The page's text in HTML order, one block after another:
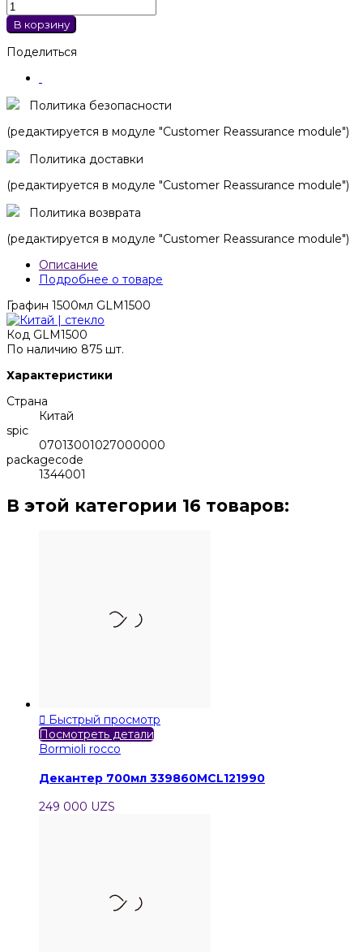
В корзину
Поделиться
Политика безопасности
(редактируется в модуле "Customer Reassurance module")
Политика доставки
(редактируется в модуле "Customer Reassurance module")
Политика возврата
(редактируется в модуле "Customer Reassurance module")
Описание
Подробнее о товаре
Графин 1500мл GLM1500
Код GLM1500
По наличию 875 шт.
Характеристики
Страна
Китай
spic
07013001027000000
packagecode
1344001
В этой категории 16 товаров:
 Быстрый просмотр
Посмотреть детали
Bormioli rocco
Декантер 700мл 339860MCL121990
249 000 UZS